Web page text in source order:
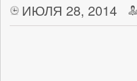
ИЮЛЯ 28, 2014